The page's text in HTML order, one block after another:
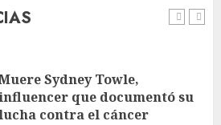
AGOSTO 8, 2026
Sydney Towle,
que documentó su
contra el cáncer